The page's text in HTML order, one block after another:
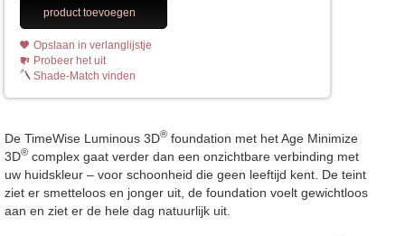
product toevoegen
Opslaan in verlanglijstje
Probeer het uit
Shade-Match vinden
De TimeWise Luminous 3D® foundation met het Age Minimize
3D® complex gaat verder dan een onzichtbare verbinding met
uw huidskleur – voor schoonheid die geen leeftijd kent. De teint
ziet er smetteloos en jonger uit, de foundation voelt gewichtloos
aan en ziet er de hele dag natuurlijk uit.